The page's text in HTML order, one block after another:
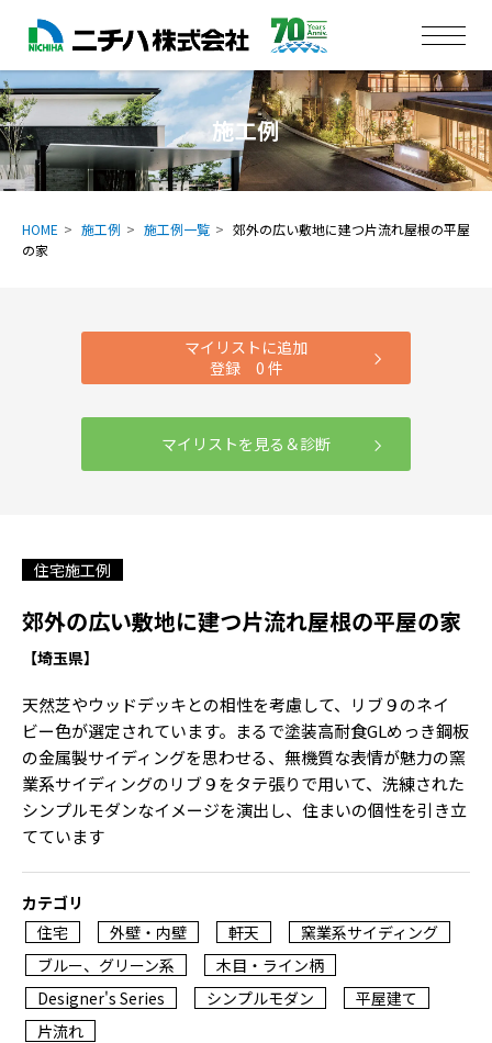
施工例
HOME 施工例 施工例一覧
郊外の広い敷地に建つ片流れ屋根の平屋
の家
マイリストに追加
登録 0 件
マイリストを見る＆診断
住宅施工例
郊外の広い敷地に建つ片流れ屋根の平屋の家
【埼玉県】
天然芝やウッドデッキとの相性を考慮して、リブ９のネイ
ビー色が選定されています。まるで塗装高耐食GLめっき鋼板
の金属製サイディングを思わせる、無機質な表情が魅力の窯
業系サイディングのリブ９をタテ張りで用いて、洗練された
シンプルモダンなイメージを演出し、住まいの個性を引き立
てています
カテゴリ
住宅
外壁・内壁 軒天
窯業系サイディング
ブルー、グリーン系
木目・ライン柄
Designer's Series
シンプルモダン
平屋建て
片流れ